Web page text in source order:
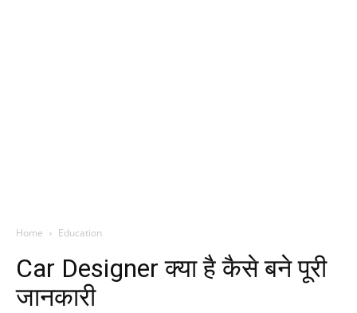
Home Education
Car Designer क्या है कैसे बने पूरी
जानकारी